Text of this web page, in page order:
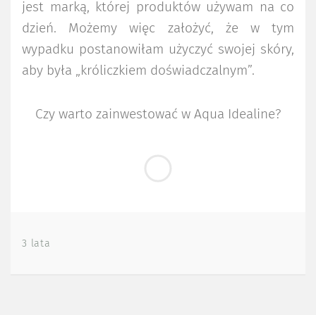
jest marką, której produktów używam na co
dzień. Możemy więc założyć, że w tym
wypadku postanowiłam użyczyć swojej skóry,
aby była „króliczkiem doświadczalnym”.
Czy warto zainwestować w Aqua Idealine?
3 lata